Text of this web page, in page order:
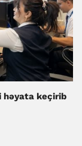
həyata keçirib